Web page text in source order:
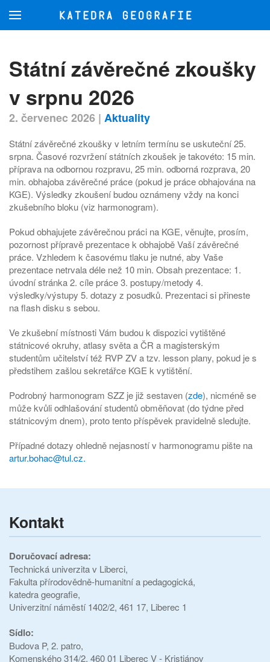
Přejít na hlavní obsah
Státní závěrečné zkoušky
v srpnu 2026
2. červenec 2026 | Aktuality
Státní závěrečné zkoušky v letním termínu se uskuteční 25.
srpna. Časové rozvržení státních zkoušek je takovéto: 15 min.
příprava na odbornou rozpravu, 25 min. odborná rozprava, 20
min. obhajoba závěrečné práce (pokud je práce obhajována na
KGE). Výsledky zkoušení budou oznámeny vždy na konci
zkušebního bloku (viz harmonogram).
Pokud obhajujete závěrečnou práci na KGE, věnujte, prosím,
pozornost přípravě prezentace k obhajobě Vaší závěrečné
práce. Vzhledem k časovému tlaku je nutné, aby Vaše
prezentace netrvala déle než 10 min. Obsah prezentace: 1.
úvodní stránka 2. cíle práce 3. postupy/metody 4.
výsledky/výstupy 5. dotazy z posudků. Prezentaci si přineste
na flash disku s sebou.
Ve zkušební místnosti Vám budou k dispozici vytištěné
státnicové okruhy, atlasy světa a ČR a magisterským
studentům učitelství též RVP ZV a tzv. lesson plany, pokud je s
předstihem zašlou sekretářce KGE k vytištění.
Podrobný harmonogram SZZ je již sestaven (zde), nicméně se
může kvůli odhlašování studentů obměňovat (do týdne před
státnicovým dnem), proto tento příspěvek pravidelně sledujte.
Případné dotazy ohledně nejasností v harmonogramu pište na
artur.bohac@tul.cz.
Kontakt
Doručovací adresa:
Technická univerzita v Liberci,
Fakulta přírodovědně-humanitní a pedagogická,
katedra geografie,
Univerzitní náměstí 1402/2, 461 17, Liberec 1
Sídlo:
Budova P, 2. patro,
Komenského 314/2, 460 01 Liberec V - Kristiánov